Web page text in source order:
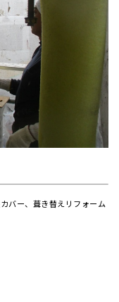
バー、葺き替えリフォーム